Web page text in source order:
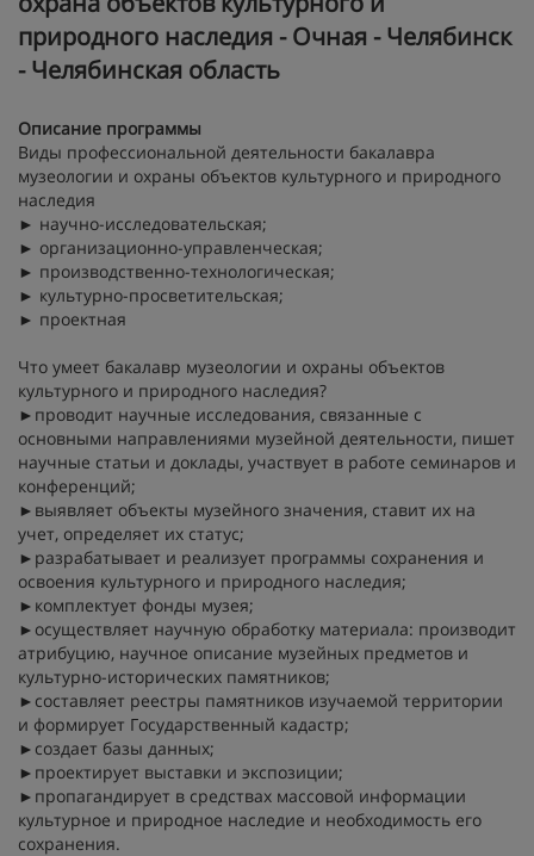
природного наследия - Очная - Челябинск
- Челябинская область
Описание программы
Виды профессиональной деятельности бакалавра
музеологии и охраны объектов культурного и природного
наследия
► научно-исследовательская;
► организационно-управленческая;
► производственно-технологическая;
► культурно-просветительская;
► проектная
Что умеет бакалавр музеологии и охраны объектов
культурного и природного наследия?
►проводит научные исследования, связанные с
основными направлениями музейной деятельности, пишет
научные статьи и доклады, участвует в работе семинаров и
конференций;
►выявляет объекты музейного значения, ставит их на
учет, определяет их статус;
►разрабатывает и реализует программы сохранения и
освоения культурного и природного наследия;
►комплектует фонды музея;
►осуществляет научную обработку материала: производит
атрибуцию, научное описание музейных предметов и
культурно-исторических памятников;
►составляет реестры памятников изучаемой территории
и формирует Государственный кадастр;
►создает базы данных;
►проектирует выставки и экспозиции;
►пропагандирует в средствах массовой информации
культурное и природное наследие и необходимость его
сохранения.